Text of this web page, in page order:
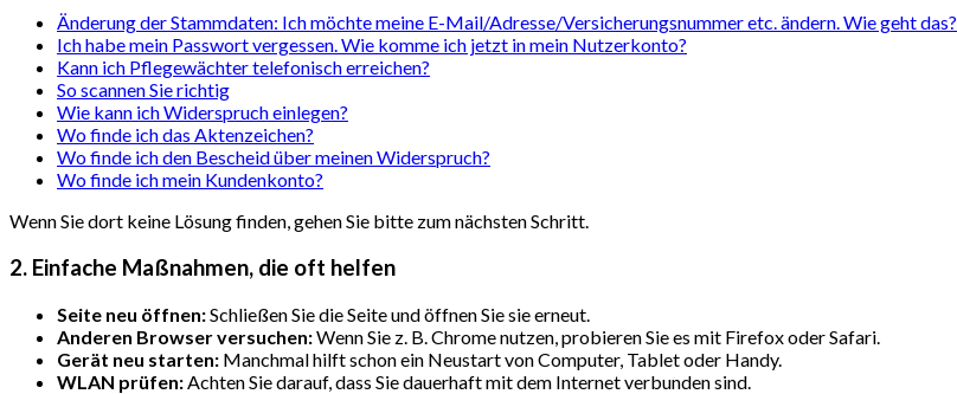
Änderung der Stammdaten: Ich möchte meine E-Mail/Adresse/Versicherungsnummer etc. ändern. Wie geht das?
Ich habe mein Passwort vergessen. Wie komme ich jetzt in mein Nutzerkonto?
Kann ich Pflegewächter telefonisch erreichen?
So scannen Sie richtig
Wie kann ich Widerspruch einlegen?
Wo finde ich das Aktenzeichen?
Wo finde ich den Bescheid über meinen Widerspruch?
Wo finde ich mein Kundenkonto?
Wenn Sie dort keine Lösung finden, gehen Sie bitte zum nächsten Schritt.
2. Einfache Maßnahmen, die oft helfen
Seite neu öffnen:Schließen Sie die Seite und öffnen Sie sie erneut.
Anderen Browser versuchen:Wenn Sie z. B. Chrome nutzen, probieren Sie es mit Firefox oder Safari.
Gerät neu starten: Manchmal hilft schon ein Neustart von Computer, Tablet oder Handy.
WLAN prüfen: Achten Sie darauf, dass Sie dauerhaft mit dem Internet verbunden sind.